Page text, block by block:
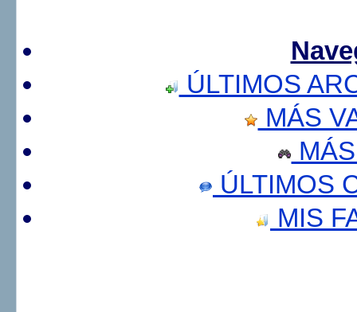
ÚLTIMOS
MÁS
ÚLTIMOS
MIS